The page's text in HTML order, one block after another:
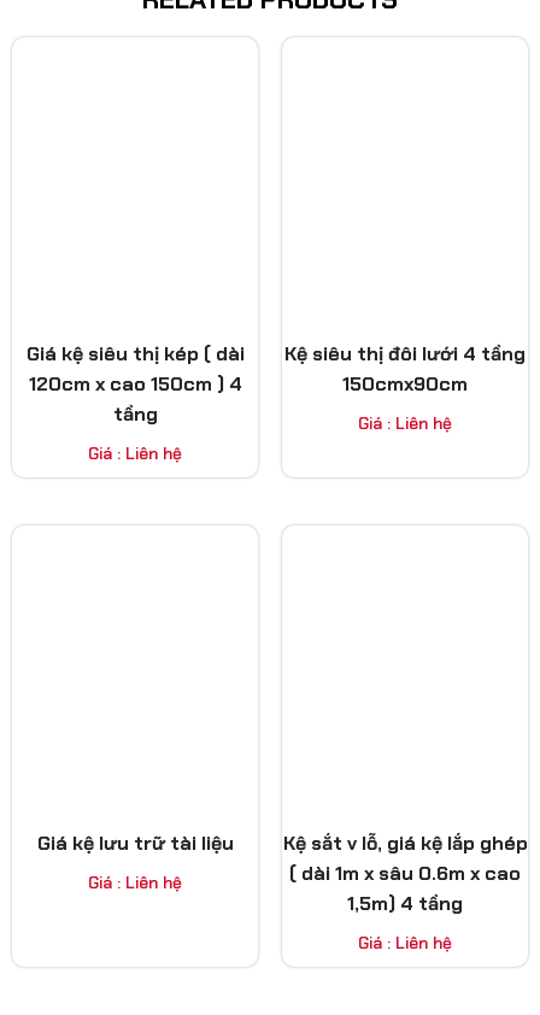
Giá kệ siêu thị kép ( dài
120cm x cao 150cm ) 4
tầng
Giá : Liên hệ
Kệ siêu thị đôi lưới 4 tầng
150cmx90cm
Giá : Liên hệ
Giá kệ lưu trữ tài liệu
Giá : Liên hệ
Kệ sắt v lỗ, giá kệ lắp ghép
( dài 1m x sâu 0.6m x cao
1,5m) 4 tầng
Giá : Liên hệ